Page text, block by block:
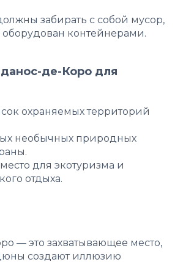
забирать с собой мусор,
оборудован контейнерами.
де-Коро для
охраняемых территорий
необычных природных
для экотуризма и
отдыха.
— это захватывающее место,
создают иллюзию